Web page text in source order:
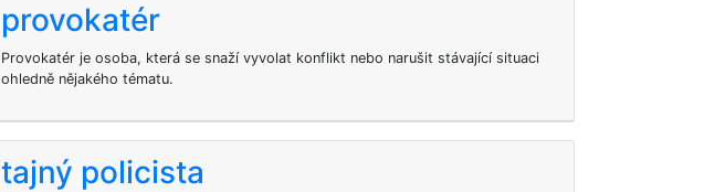
provokatér
Provokatér je osoba, která se snaží vyvolat konflikt nebo narušit stávající situaci
ohledně nějakého tématu.
tajný policista